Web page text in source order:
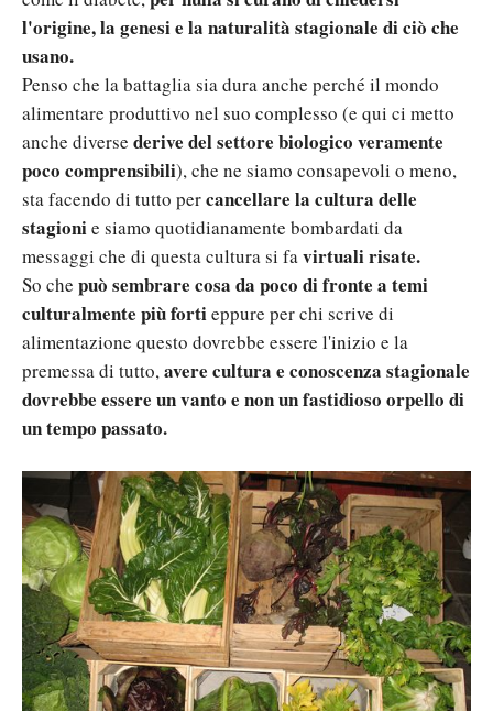
l'origine, la genesi e la naturalità stagionale di ciò che
usano.
Penso che la battaglia sia dura anche perché il mondo
alimentare produttivo nel suo complesso (e qui ci metto
anche diverse derive del settore biologico veramente
poco comprensibili), che ne siamo consapevoli o meno,
sta facendo di tutto percancellare la cultura delle
stagionie siamo quotidianamente bombardati da
messaggi che di questa cultura si favirtuali risate.
So che può sembrare cosa da poco di fronte a temi
culturalmente più fortieppure per chi scrive di
alimentazione questo dovrebbe essere l'inizio e la
premessa di tutto,avere cultura e conoscenza stagionale
dovrebbe essere un vanto e non un fastidioso orpello di
un tempo passato.